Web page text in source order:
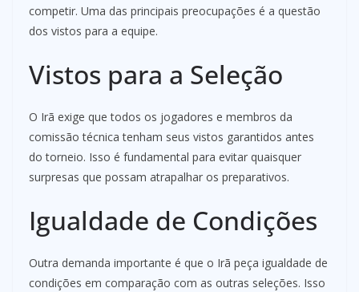
competir. Uma das principais preocupações é a questão
dos vistos para a equipe.
Vistos para a Seleção
O Irã exige que todos os jogadores e membros da
comissão técnica tenham seus vistos garantidos antes
do torneio. Isso é fundamental para evitar quaisquer
surpresas que possam atrapalhar os preparativos.
Igualdade de Condições
Outra demanda importante é que o Irã peça igualdade de
condições em comparação com as outras seleções. Isso